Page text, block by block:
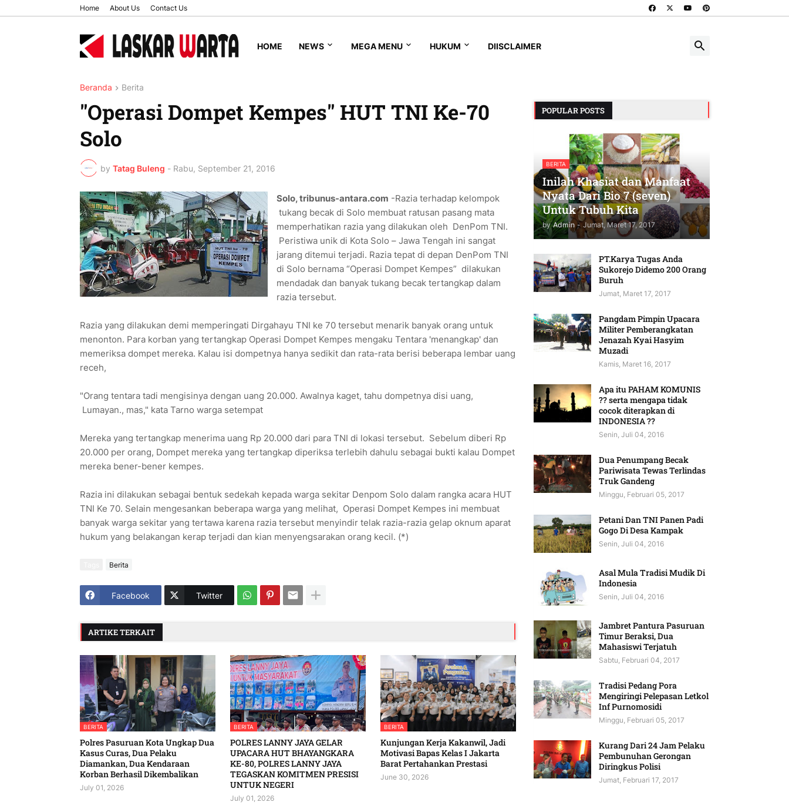
Home About Us Contact Us
HOME NEWS MEGA MENU HUKUM DIISCLAIMER
Beranda Berita
"Operasi Dompet Kempes" HUT TNI Ke-70
Solo
by Tatag Buleng - Rabu, September 21, 2016
Solo, tribunus-antara.com -Razia terhadap kelompok
tukang becak di Solo membuat ratusan pasang mata
memperhatikan razia yang dilakukan oleh DenPom TNI.
Peristiwa unik di Kota Solo – Jawa Tengah ini sangat
jarang ditemui terjadi. Razia tepat di depan DenPom TNI
di Solo bernama “Operasi Dompet Kempes” dilakukan
mendadak dan banyak tukang becak tertangkap dalam
razia tersebut.
Razia yang dilakukan demi memperingati Dirgahayu TNI ke 70 tersebut menarik banyak orang untuk
menonton. Para korban yang tertangkap Operasi Dompet Kempes mengaku Tentara 'menangkap' dan
memeriksa dompet mereka. Kalau isi dompetnya hanya sedikit dan rata-rata berisi beberapa lembar uang
receh,
"Orang tentara tadi mengisinya dengan uang 20.000. Awalnya kaget, tahu dompetnya disi uang,
Lumayan., mas," kata Tarno warga setempat
Mereka yang tertangkap menerima uang Rp 20.000 dari para TNI di lokasi tersebut. Sebelum diberi Rp
20.000 per orang, Dompet mereka yang tertangkap diperiksa terlebih dahulu sebagai bukti kalau Dompet
mereka bener-bener kempes.
Razia ini dilakukan sebagai bentuk sedekah kepada warga sekitar Denpom Solo dalam rangka acara HUT
TNI Ke 70. Selain mengesankan beberapa warga yang melihat, Operasi Dompet Kempes ini membuat
banyak warga sekitar yang tertawa karena razia tersebut menyindir telak razia-razia gelap oknum aparat
hukum yang belakangan kerap terjadi dan kian menyengsarakan orang kecil. (*)
Berita
Facebook Twitter
ARTIKE TERKAIT
BERITA
Polres Pasuruan Kota Ungkap Dua
Kasus Curas, Dua Pelaku
Diamankan, Dua Kendaraan
Korban Berhasil Dikembalikan
July 01, 2026
BERITA
POLRES LANNY JAYA GELAR
UPACARA HUT BHAYANGKARA
KE-80, POLRES LANNY JAYA
TEGASKAN KOMITMEN PRESISI
UNTUK NEGERI
July 01, 2026
BERITA
Kunjungan Kerja Kakanwil, Jadi
Motivasi Bapas Kelas I Jakarta
Barat Pertahankan Prestasi
June 30, 2026
POPULAR POSTS
BERITA
Inilah Khasiat dan Manfaat
Nyata Dari Bio 7 (seven)
Untuk Tubuh Kita
by Admin - Jumat, Maret 17, 2017
PT.Karya Tugas Anda
Sukorejo Didemo 200 Orang
Buruh
Jumat, Maret 17, 2017
Pangdam Pimpin Upacara
Militer Pemberangkatan
Jenazah Kyai Hasyim
Muzadi
Kamis, Maret 16, 2017
Apa itu PAHAM KOMUNIS
?? serta mengapa tidak
cocok diterapkan di
INDONESIA ??
Senin, Juli 04, 2016
Dua Penumpang Becak
Pariwisata Tewas Terlindas
Truk Gandeng
Minggu, Februari 05, 2017
Petani Dan TNI Panen Padi
Gogo Di Desa Kampak
Senin, Juli 04, 2016
Asal Mula Tradisi Mudik Di
Indonesia
Senin, Juli 04, 2016
Jambret Pantura Pasuruan
Timur Beraksi, Dua
Mahasiswi Terjatuh
Sabtu, Februari 04, 2017
Tradisi Pedang Pora
Mengiringi Pelepasan Letkol
Inf Purnomosidi
Minggu, Februari 05, 2017
Kurang Dari 24 Jam Pelaku
Pembunuhan Gerongan
Diringkus Polisi
Jumat, Februari 17, 2017